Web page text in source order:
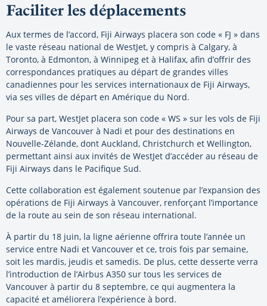
Faciliter les déplacements
Aux termes de l’accord, Fiji Airways placera son code « FJ » dans
le vaste réseau national de WestJet, y compris à Calgary, à
Toronto, à Edmonton, à Winnipeg et à Halifax, afin d’offrir des
correspondances pratiques au départ de grandes villes
canadiennes pour les services internationaux de Fiji Airways,
via ses villes de départ en Amérique du Nord.
Pour sa part, WestJet placera son code « WS » sur les vols de Fiji
Airways de Vancouver à Nadi et pour des destinations en
Nouvelle-Zélande, dont Auckland, Christchurch et Wellington,
permettant ainsi aux invités de WestJet d’accéder au réseau de
Fiji Airways dans le Pacifique Sud.
Cette collaboration est également soutenue par l’expansion des
opérations de Fiji Airways à Vancouver, renforçant l’importance
de la route au sein de son réseau international.
À partir du 18 juin, la ligne aérienne offrira toute l’année un
service entre Nadi et Vancouver et ce, trois fois par semaine,
soit les mardis, jeudis et samedis. De plus, cette desserte verra
l’introduction de l’Airbus A350 sur tous les services de
Vancouver à partir du 8 septembre, ce qui augmentera la
capacité et améliorera l’expérience à bord.